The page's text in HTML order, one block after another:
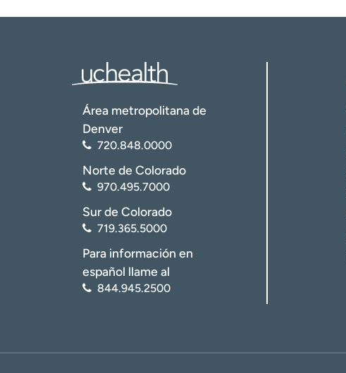
Área metropolitana de
Denver
720.848.0000
Norte de Colorado
970.495.7000
Sur de Colorado
719.365.5000
Para información en
español llame al
844.945.2500